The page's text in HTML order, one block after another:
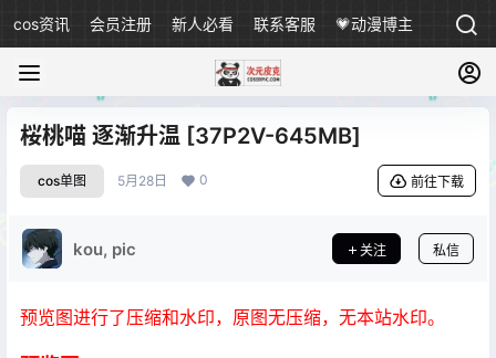
cos资讯 会员注册 新人必看 联系客服 💗动漫博主
桜桃喵 逐渐升温 [37P2V-645MB]
cos单图 5月28日 0 前往下载
kou, pic 关注 私信
预览图进行了压缩和水印，原图无压缩，无本站水印。